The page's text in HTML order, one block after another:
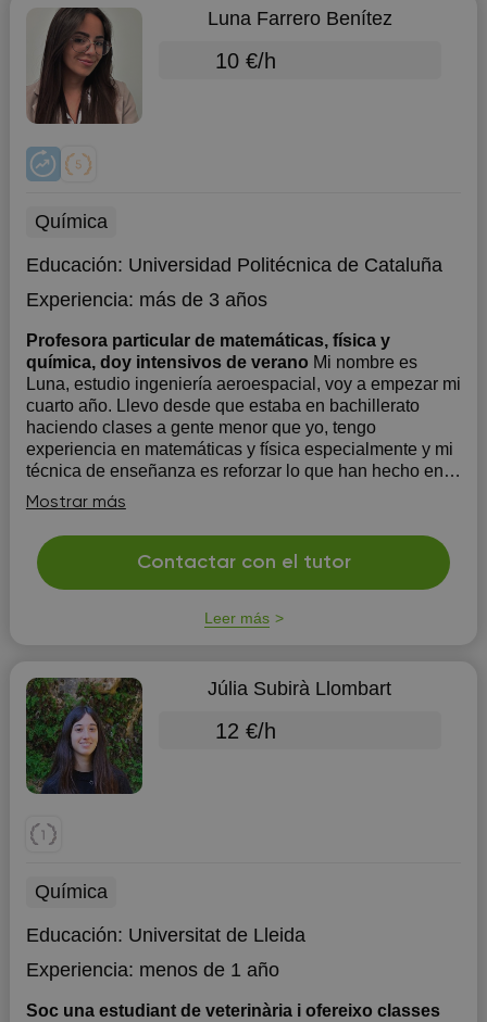
Luna Farrero Benítez
10 €/h
Química
Educación: Universidad Politécnica de Cataluña
Experiencia: más de 3 años
Profesora particular de matemáticas, física y
química, doy intensivos de verano Mi nombre es
Luna, estudio ingeniería aeroespacial, voy a empezar mi
cuarto año. Llevo desde que estaba en bachillerato
haciendo clases a gente menor que yo, tengo
experiencia en matemáticas y física especialmente y mi
técnica de enseñanza es reforzar lo que han hecho en
clase mediante la explicació...
Mostrar más
Contactar con el tutor
Leer más
Júlia Subirà Llombart
12 €/h
Química
Educación: Universitat de Lleida
Experiencia: menos de 1 año
Soc una estudiant de veterinària i ofereixo classes